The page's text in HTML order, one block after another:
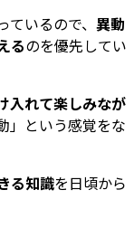
いるので、 異動
るのを優先してい
入れて楽しみなが
」という感覚をな
る知識を日頃から